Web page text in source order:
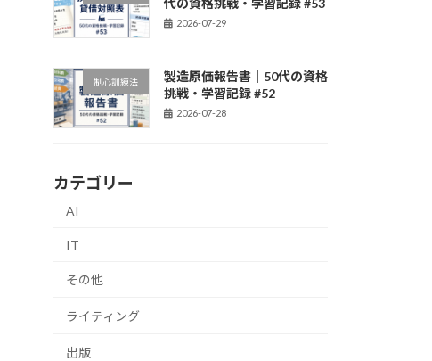
2026-07-29
制心訓練法
製造原価報告書｜50代の資格
挑戦・学習記録 #52
2026-07-28
カテゴリー
AI
IT
その他
ライティング
出版